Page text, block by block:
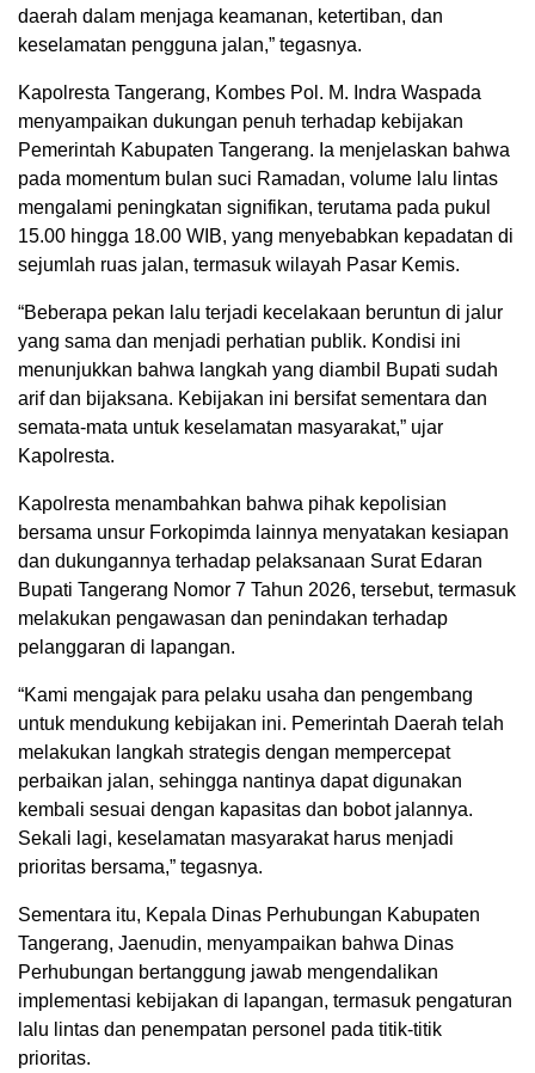
daerah dalam menjaga keamanan, ketertiban, dan
keselamatan pengguna jalan,” tegasnya.
Kapolresta Tangerang, Kombes Pol. M. Indra Waspada
menyampaikan dukungan penuh terhadap kebijakan
Pemerintah Kabupaten Tangerang. Ia menjelaskan bahwa
pada momentum bulan suci Ramadan, volume lalu lintas
mengalami peningkatan signifikan, terutama pada pukul
15.00 hingga 18.00 WIB, yang menyebabkan kepadatan di
sejumlah ruas jalan, termasuk wilayah Pasar Kemis.
“Beberapa pekan lalu terjadi kecelakaan beruntun di jalur
yang sama dan menjadi perhatian publik. Kondisi ini
menunjukkan bahwa langkah yang diambil Bupati sudah
arif dan bijaksana. Kebijakan ini bersifat sementara dan
semata-mata untuk keselamatan masyarakat,” ujar
Kapolresta.
Kapolresta menambahkan bahwa pihak kepolisian
bersama unsur Forkopimda lainnya menyatakan kesiapan
dan dukungannya terhadap pelaksanaan Surat Edaran
Bupati Tangerang Nomor 7 Tahun 2026, tersebut, termasuk
melakukan pengawasan dan penindakan terhadap
pelanggaran di lapangan.
“Kami mengajak para pelaku usaha dan pengembang
untuk mendukung kebijakan ini. Pemerintah Daerah telah
melakukan langkah strategis dengan mempercepat
perbaikan jalan, sehingga nantinya dapat digunakan
kembali sesuai dengan kapasitas dan bobot jalannya.
Sekali lagi, keselamatan masyarakat harus menjadi
prioritas bersama,” tegasnya.
Sementara itu, Kepala Dinas Perhubungan Kabupaten
Tangerang, Jaenudin, menyampaikan bahwa Dinas
Perhubungan bertanggung jawab mengendalikan
implementasi kebijakan di lapangan, termasuk pengaturan
lalu lintas dan penempatan personel pada titik-titik
prioritas.